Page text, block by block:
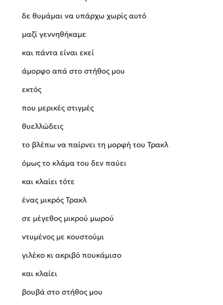
δε θυμάμαι να υπάρχω χωρίς αυτό
μαζί γεννηθήκαμε
και πάντα είναι εκεί
άμορφο απά στο στήθος μου
εκτός
που μερικές στιγμές
θυελλώδεις
το βλέπω να παίρνει τη μορφή του Τρακλ
όμως το κλάμα του δεν παύει
και κλαίει τότε
ένας μικρός Τρακλ
σε μέγεθος μικρού μωρού
ντυμένος με κουστούμι
γιλέκο κι ακριβό πουκάμισο
και κλαίει
βουβά στο στήθος μου